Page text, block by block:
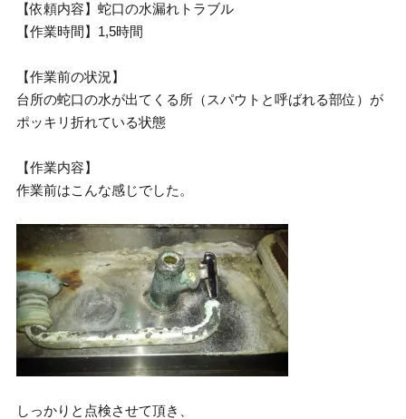
【依頼内容】蛇口の水漏れトラブル
【作業時間】1,5時間
【作業前の状況】
台所の蛇口の水が出てくる所（スパウトと呼ばれる部位）が
ポッキリ折れている状態
【作業内容】
作業前はこんな感じでした。
しっかりと点検させて頂き、